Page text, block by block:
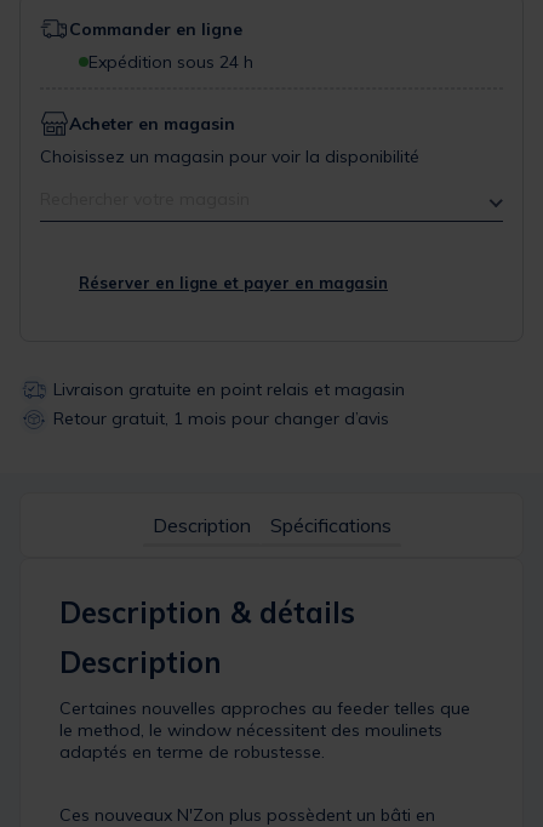
Commander en ligne
Expédition sous 24 h
Acheter en magasin
Choisissez un magasin pour voir la disponibilité
Réserver en ligne et payer en magasin
Livraison gratuite en point relais et magasin
Retour gratuit, 1 mois pour changer d’avis
Description Spécifications
Description & détails
Description
Certaines nouvelles approches au feeder telles que
le method, le window nécessitent des moulinets
adaptés en terme de robustesse.
Ces nouveaux N'Zon plus possèdent un bâti en